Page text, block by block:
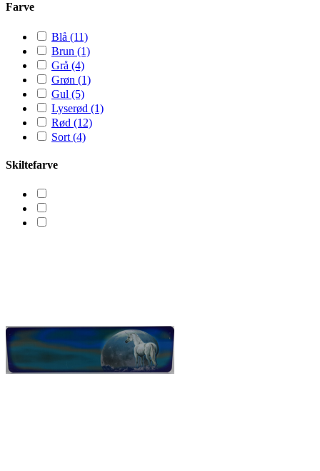
Farve
Blå (11)
Brun (1)
Grå (4)
Grøn (1)
Gul (5)
Lyserød (1)
Rød (12)
Sort (4)
Skiltefarve